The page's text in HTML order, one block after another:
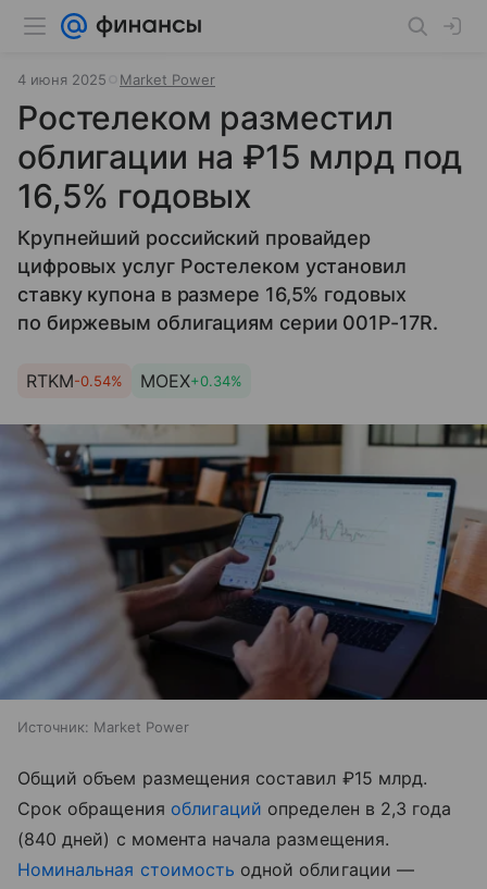
4 июня 2025 Market Power
Ростелеком разместил
облигации на ₽15 млрд под
16,5% годовых
Крупнейший российский провайдер
цифровых услуг Ростелеком установил
ставку купона в размере 16,5% годовых
по биржевым облигациям серии 001P-17R.
RTKM-0.54% MOEX+0.34%
Источник: Market Power
Общий объем размещения составил ₽15 млрд.
Срок обращения облигаций определен в 2,3 года
(840 дней) с момента начала размещения.
Номинальная стоимость одной облигации —